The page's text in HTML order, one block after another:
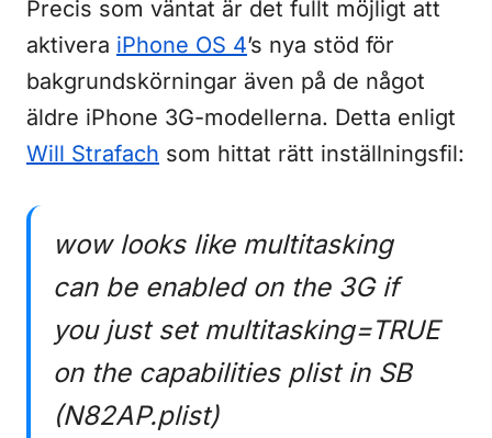
Precis som väntat är det fullt möjligt att
aktivera iPhone OS 4’s nya stöd för
bakgrundskörningar även på de något
äldre iPhone 3G-modellerna. Detta enligt
Will Strafach som hittat rätt inställningsfil:
wow looks like multitasking
can be enabled on the 3G if
you just set multitasking=TRUE
on the capabilities plist in SB
(N82AP.plist)